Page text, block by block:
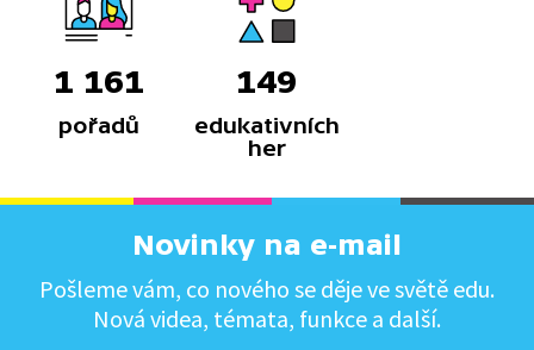
1 161
pořadů
149
edukativních
her
Novinky na e-mail
Pošleme vám, co nového se děje ve světě edu.
Nová videa, témata, funkce a další.